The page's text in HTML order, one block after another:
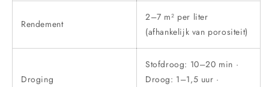
Rendement
2–7 m² per liter
(afhankelijk van porositeit)
Droging
Stofdroog: 10–20 min ·
Droog: 1–1,5 uur ·